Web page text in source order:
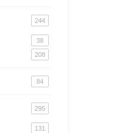
244
38
208
84
295
131